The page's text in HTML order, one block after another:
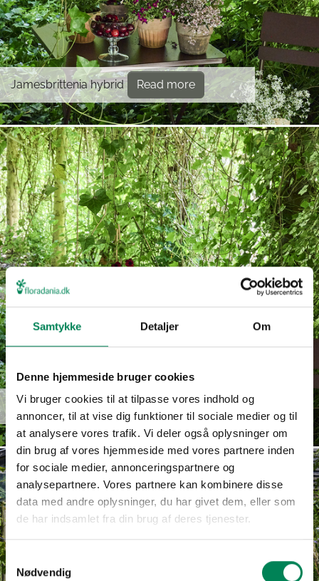
Samtykke Detaljer Om
Denne hjemmeside bruger cookies
Vi bruger cookies til at tilpasse vores indhold og
annoncer, til at vise dig funktioner til sociale medier og til
at analysere vores trafik. Vi deler også oplysninger om
din brug af vores hjemmeside med vores partnere inden
for sociale medier, annonceringspartnere og
analysepartnere. Vores partnere kan kombinere disse
data med andre oplysninger, du har givet dem, eller som
de har indsamlet fra din brug af deres tjenester.
Samtykkevalg
Nødvendig
Jamesbrittenia hybrid Read more
Euphorbia
hypericifolia
Read more